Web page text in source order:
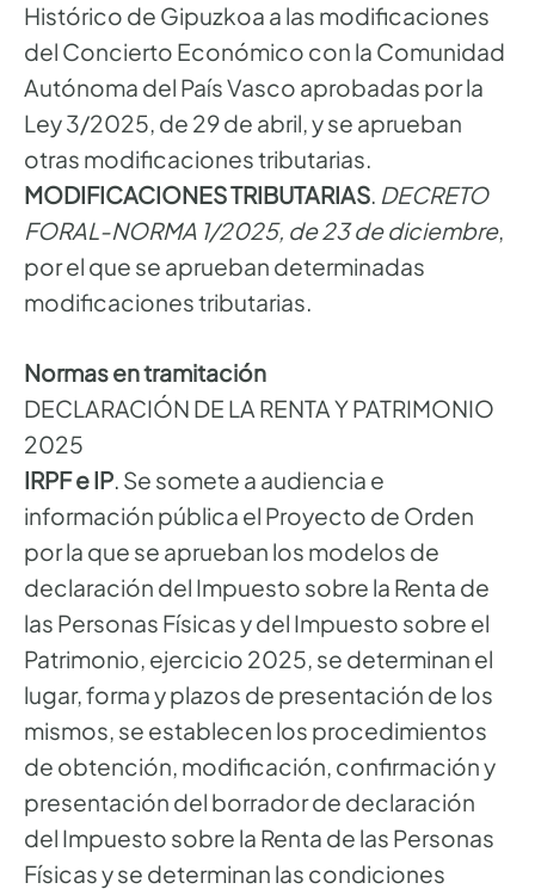
Histórico de Gipuzkoa a las modificaciones
del Concierto Económico con la Comunidad
Autónoma del País Vasco aprobadas por la
Ley 3/2025, de 29 de abril, y se aprueban
otras modificaciones tributarias.
MODIFICACIONES TRIBUTARIAS. DECRETO
FORAL-NORMA 1/2025, de 23 de diciembre,
por el que se aprueban determinadas
modificaciones tributarias.
Normas en tramitación
DECLARACIÓN DE LA RENTA Y PATRIMONIO
2025
IRPF e IP. Se somete a audiencia e
información pública el Proyecto de Orden
por la que se aprueban los modelos de
declaración del Impuesto sobre la Renta de
las Personas Físicas y del Impuesto sobre el
Patrimonio, ejercicio 2025, se determinan el
lugar, forma y plazos de presentación de los
mismos, se establecen los procedimientos
de obtención, modificación, confirmación y
presentación del borrador de declaración
del Impuesto sobre la Renta de las Personas
Físicas y se determinan las condiciones